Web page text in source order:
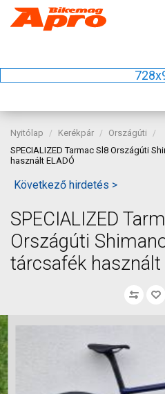
Nyitólap Kerékpár
Országúti
SPECIALIZED Tarmac Sl8 Országúti
használt ELADÓ
Következő hirdetés >
SPECIALIZED
Országúti
tárcsafék használt